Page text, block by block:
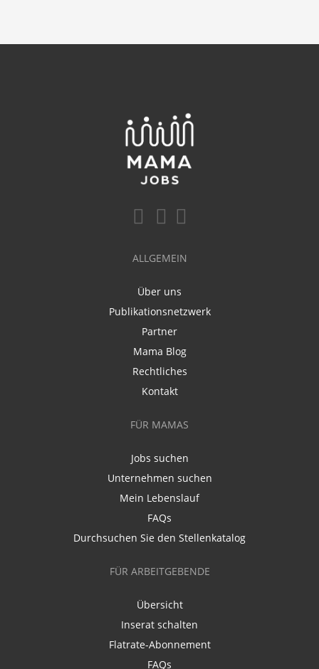
ALLGEMEIN
Über uns
Publikationsnetzwerk
Partner
Mama Blog
Rechtliches
Kontakt
FÜR MAMAS
Jobs suchen
Unternehmen suchen
Mein Lebenslauf
FAQs
Durchsuchen Sie den Stellenkatalog
FÜR ARBEITGEBENDE
Übersicht
Inserat schalten
Flatrate-Abonnement
FAQs